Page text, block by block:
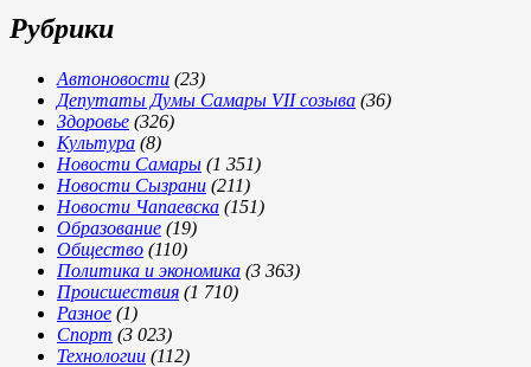
Рубрики
Автоновости (23)
Депутаты Думы Самары VII созыва (36)
Здоровье (326)
Культура (8)
Новости Самары (1 351)
Новости Сызрани (211)
Новости Чапаевска (151)
Образование (19)
Общество (110)
Политика и экономика (3 363)
Происшествия (1 710)
Разное (1)
Спорт (3 023)
Технологии (112)